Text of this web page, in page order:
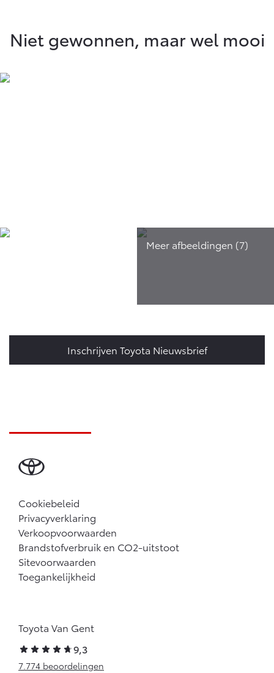
Niet gewonnen, maar wel mooi
Inschrijven Toyota Nieuwsbrief
Cookiebeleid
Privacyverklaring
Verkoopvoorwaarden
Brandstofverbruik en CO2-uitstoot
Sitevoorwaarden
Toegankelijkheid
Toyota Van Gent
9,3
7.774 beoordelingen